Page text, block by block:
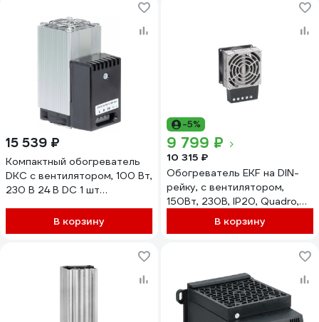
15 539 ₽
Компактный обогреватель
DKC с вентилятором, 100 Вт,
230 В 24 В DC 1 шт
В корзину
-5%
9 799 ₽
10 315 ₽
Обогреватель EKF на DIN-
рейку, с вентилятором,
150Вт, 230В, IP20, Quadro,
PROxima heater-vent-q-150-
В корзину